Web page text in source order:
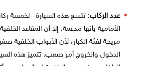
عدد الركاب: تتسع هذه السيارة لخمسة
الأمامية بأنها مدعمة، إلا أن المقاعد
مريحة لفئة الكبار، لأن الأبواب الخلفية
الدخول والخروج أمر صعب. تتميز هذه